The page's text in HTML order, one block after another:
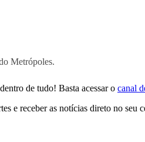
Metrópoles.
de tudo! Basta acessar o canal
e receber as notícias direto no seu